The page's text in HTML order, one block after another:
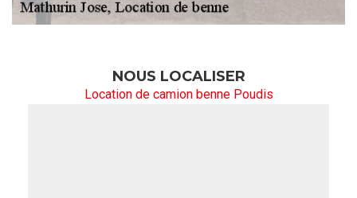
NOUS LOCALISER
Location de camion benne Poudis